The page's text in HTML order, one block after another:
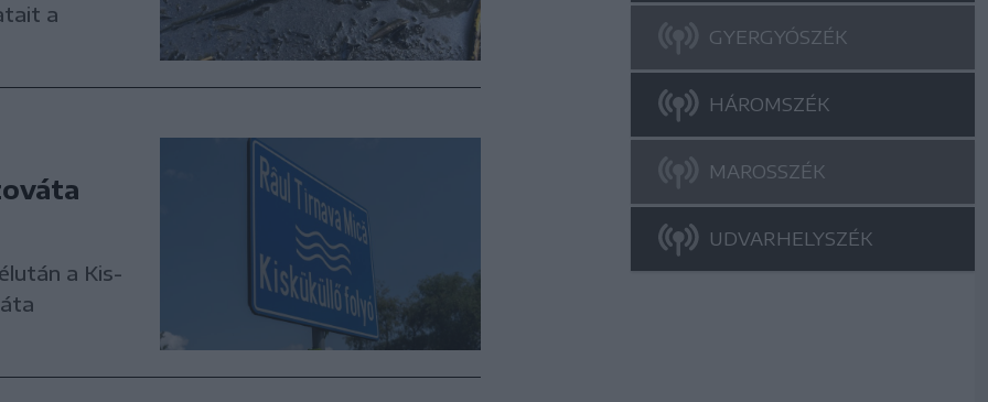
a
a Kis-
GYERGYÓSZÉK
HÁROMSZÉK
MAROSSZÉK
UDVARHELYSZÉK